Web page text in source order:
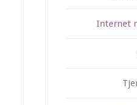
Internet